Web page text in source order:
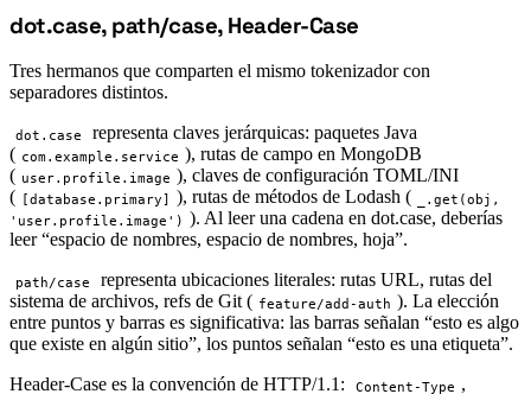
#
dot.case, path/case, Header-Case
Tres hermanos que comparten el mismo tokenizador con
separadores distintos.
dot.case
representa claves jerárquicas: paquetes Java
( com.example.service ), rutas de campo en MongoDB
( user.profile.image ), claves de configuración TOML/INI
(
[database.primary] ), rutas de métodos de Lodash (
_.get(obj,
'user.profile.image') ). Al leer una cadena en dot.case, deberías
leer “espacio de nombres, espacio de nombres, hoja”.
path/case
representa ubicaciones literales: rutas URL, rutas del
sistema de archivos, refs de Git ( feature/add-auth ). La elección
entre puntos y barras es significativa: las barras señalan “esto es algo
que existe en algún sitio”, los puntos señalan “esto es una etiqueta”.
Header-Case es la convención de HTTP/1.1:
Content-Type ,